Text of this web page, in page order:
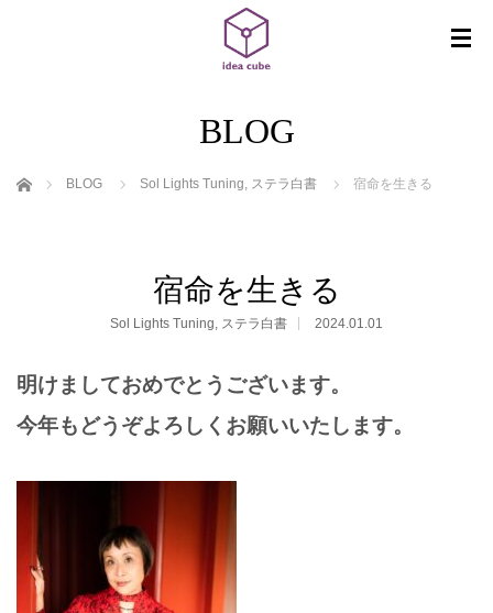
BLOG
ホーム BLOG Sol Lights Tuning, ステラ白書 宿命を生きる
宿命を生きる
Sol Lights Tuning, ステラ白書 2024.01.01
明けましておめでとうございます。
今年もどうぞよろしく お願いいたします。